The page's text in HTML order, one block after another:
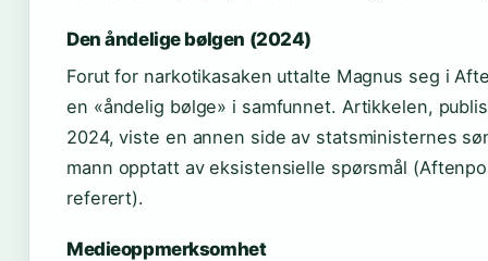
Den åndelige bølgen (2024)
Forut for narkotikasaken uttalte Magnus seg i
en «åndelig bølge» i samfunnet. Artikkelen,
2024, viste en annen side av statsministernes
mann opptatt av eksistensielle spørsmål
referert).
Medieoppmerksomhet